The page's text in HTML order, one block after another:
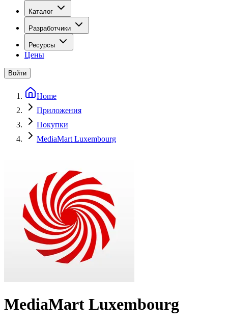
Каталог
Разработчики
Ресурсы
Цены
Войти
Home
Приложения
Покупки
MediaMart Luxembourg
MediaMart Luxembourg